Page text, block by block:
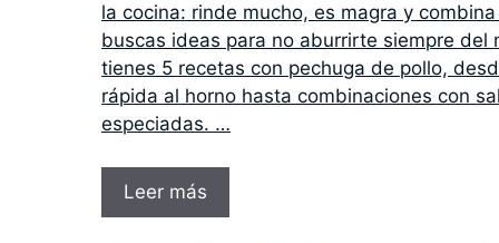
la cocina: rinde mucho, es magra y
buscas ideas para no aburrirte siempre del
tienes 5 recetas con pechuga de pollo,
rápida al horno hasta combinaciones con
especiadas. …
Leer más